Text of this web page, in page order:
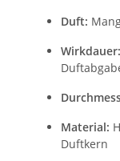
Duft:
Wirkdauer:
Material:
Duftkern